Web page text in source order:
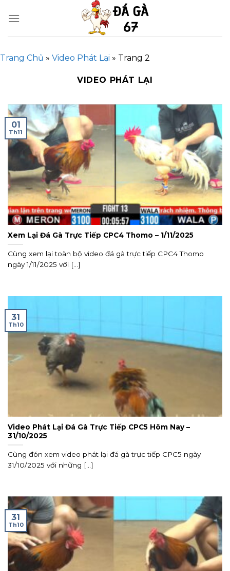
Trang Chủ » Video Phát Lại » Trang 2
VIDEO PHÁT LẠI
Xem Lại Đá Gà Trực Tiếp CPC4 Thomo – 1/11/2025
Cùng xem lại toàn bộ video đá gà trực tiếp CPC4 Thomo
ngày 1/11/2025 với [...]
01
Th11
Video Phát Lại Đá Gà Trực Tiếp CPC5 Hôm Nay –
31/10/2025
Cùng đón xem video phát lại đá gà trực tiếp CPC5 ngày
31/10/2025 với những [...]
31
Th10
31
Th10